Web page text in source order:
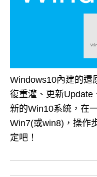
Windows10內建的還
復重灌、更新Update
新的Win10系統，在
Win7(或win8)，操作
定吧！